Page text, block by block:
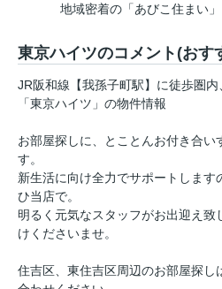
地域密着の「あびこ住まい」
東京ハイツのコメント(おす
JR阪和線【我孫子町駅】に徒歩圏
「東京ハイツ」の物件情報
お部屋探しに、とことんお付き合い
す。
新生活に向け全力でサポートしま
ひ当店で。
明るく元気なスタッフがお出迎え
けくださいませ。
住吉区、東住吉区周辺のお部屋探し